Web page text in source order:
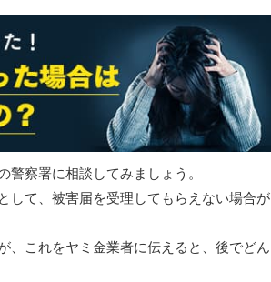
察署に相談してみましょう。
して、被害届を受理してもらえない場合が
、これをヤミ金業者に伝えると、後でどん